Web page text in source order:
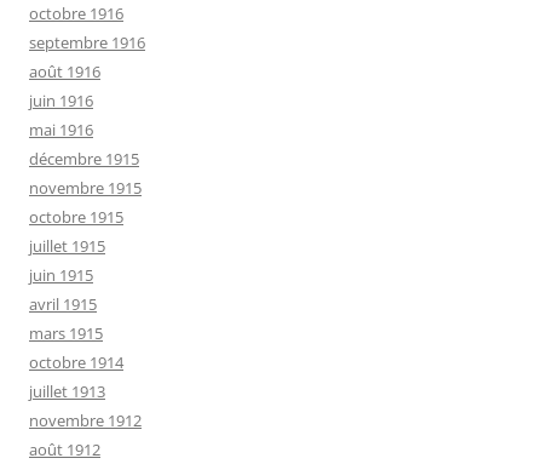
octobre 1916
septembre 1916
août 1916
juin 1916
mai 1916
décembre 1915
novembre 1915
octobre 1915
juillet 1915
juin 1915
avril 1915
mars 1915
octobre 1914
juillet 1913
novembre 1912
août 1912